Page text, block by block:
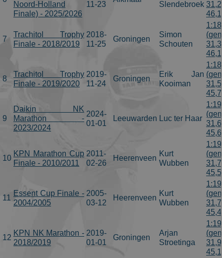
Noord-Holland
Finale) - 2025/2026
11-23
Slendebroek
7
Trachitol Trophy
Finale - 2018/2019
2018-
11-25
Groningen
Simon
Schouten
8
Trachitol Trophy
Finale - 2019/2020
2019-
11-24
Groningen
Erik Jan
Kooiman
9
Daikin NK
Marathon -
2023/2024
2024-
01-01
Leeuwarden Luc ter Haar
10
KPN Marathon Cup
Finale - 2010/2011
2011-
02-26
Heerenveen
Kurt
Wubben
11
Essent Cup Finale -
2004/2005
2005-
03-12
Heerenveen
Kurt
Wubben
12
KPN NK Marathon -
2018/2019
2019-
01-01
Groningen
Arjan
Stroetinga